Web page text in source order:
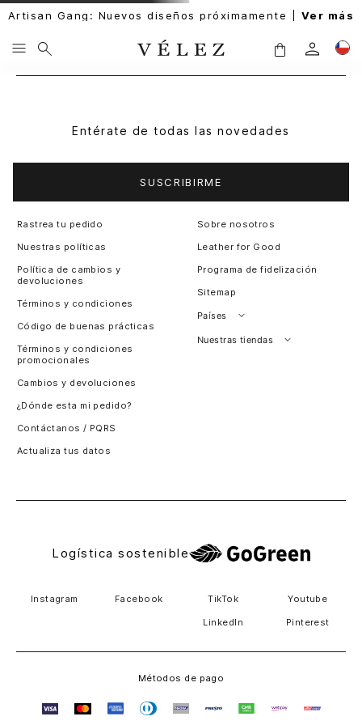
Artisan Gang: Nuevos diseños próximamente | Ver más
Entérate de todas las novedades
SUSCRIBIRME
Rastrea tu pedido
Nuestras políticas
Política de cambios y
devoluciones
Términos y condiciones
Código de buenas prácticas
Términos y condiciones
promocionales
Cambios y devoluciones
¿Dónde esta mi pedido?
Contáctanos / PQRS
Actualiza tus datos
Sobre nosotros
Leather for Good
Programa de fidelización
Sitemap
Países
Perú
Nuestras tiendas
Logística sostenible
Instagram Facebook TikTok Youtube
LinkedIn Pinterest
Métodos de pago